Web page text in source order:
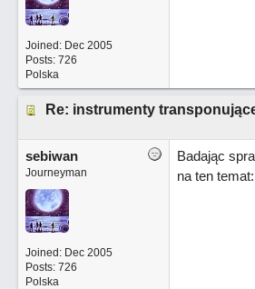
Joined: Dec 2005
Posts: 726
Polska
Re: instrumenty
sebiwan
Journeyman
Joined: Dec 2005
Posts: 726
Polska
Badając
na ten